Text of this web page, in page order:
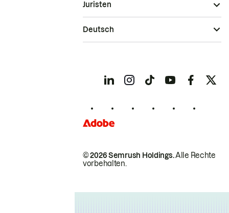
© 2026 Semrush Holdings.Alle Rechte
vorbehalten.
Juristen
Deutsch